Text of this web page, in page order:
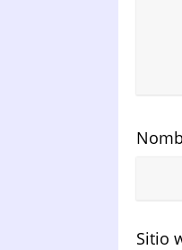
Sitio